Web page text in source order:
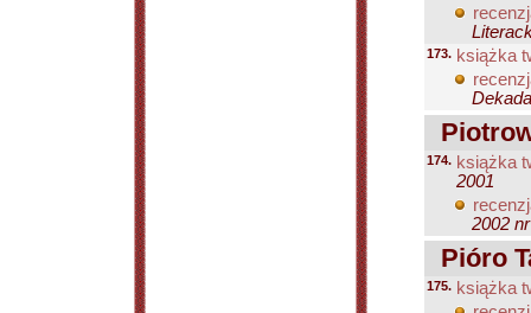
173. książka
174. książka
2001
2002
Pióro
175. książka